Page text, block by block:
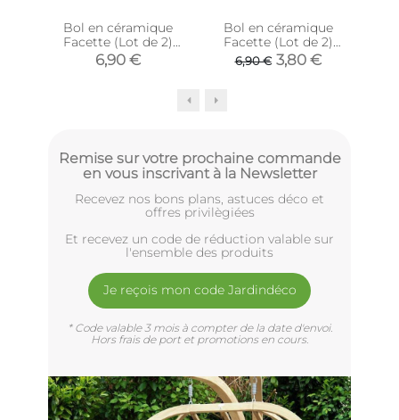
Bol en céramique
Facette (Lot de 2)
(Anthracite)
6,90 €
Bol en céramique
Facette (Lot de 2)
(Gris clair)
6,90 € 3,80 €
Remise sur votre prochaine commande
en vous inscrivant à la Newsletter
Recevez nos bons plans, astuces déco et
offres privilègiées
Et recevez un code de réduction valable sur
l'ensemble des produits
Je reçois mon code Jardindéco
* Code valable 3 mois à compter de la date d'envoi.
Hors frais de port et promotions en cours.